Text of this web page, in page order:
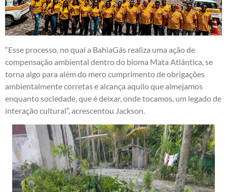
“Esse processo, no qual a BahiaGás realiza uma ação de
compensação ambiental dentro do bioma Mata Atlântica, se
torna algo para além do mero cumprimento de obrigações
ambientalmente corretas e alcança aquilo que almejamos
enquanto sociedade, que é deixar, onde tocamos, um legado de
interação cultural”, acrescentou Jackson.